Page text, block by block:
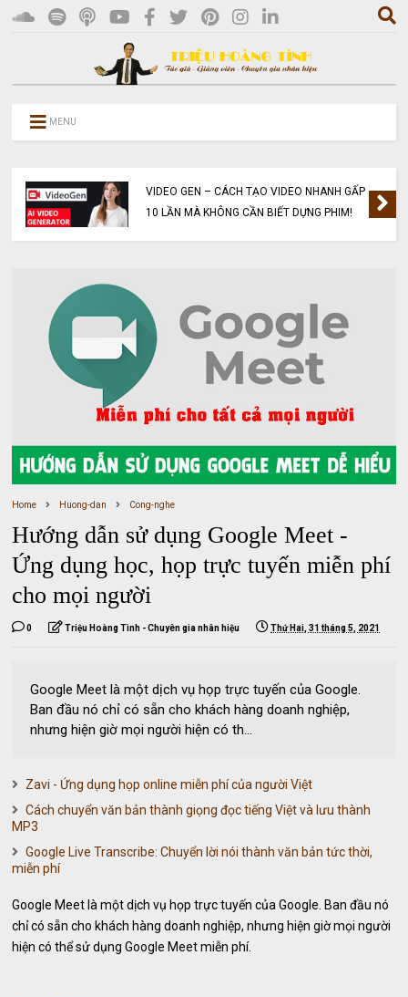
MENU
VIDEO GEN – CÁCH TẠO VIDEO NHANH GẤP
10 LẦN MÀ KHÔNG CẦN BIẾT DỰNG PHIM!
Home Huong-dan Cong-nghe
Hướng dẫn sử dụng Google Meet -
Ứng dụng học, họp trực tuyến miễn phí
cho mọi người
0 Triệu Hoàng Tình - Chuyên gia nhân hiệu Thứ Hai, 31 tháng 5, 2021
Google Meet là một dịch vụ họp trực tuyến của Google.
Ban đầu nó chỉ có sẵn cho khách hàng doanh nghiệp,
nhưng hiện giờ mọi người hiện có th...
Zavi - Ứng dụng họp online miễn phí của người Việt
Cách chuyển văn bản thành giọng đọc tiếng Việt và lưu thành
MP3
Google Live Transcribe: Chuyển lời nói thành văn bản tức thời,
miễn phí
Google Meet là một dịch vụ họp trực tuyến của Google. Ban đầu nó
chỉ có sẵn cho khách hàng doanh nghiệp, nhưng hiện giờ mọi người
hiện có thể sử dụng Google Meet miễn phí.